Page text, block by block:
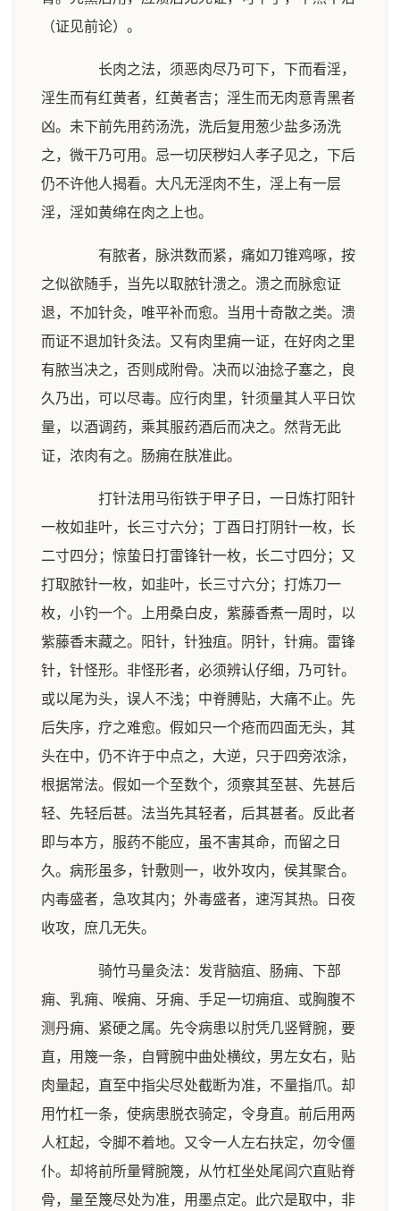
（证见前论）。
长肉之法，须恶肉尽乃可下，下而看淫，
淫生而有红黄者，红黄者吉；淫生而无肉意青黑者
凶。未下前先用药汤洗，洗后复用葱少盐多汤洗
之，微干乃可用。忌一切厌秽妇人孝子见之，下后
仍不许他人揭看。大凡无淫肉不生，淫上有一层
淫，淫如黄绵在肉之上也。
有脓者，脉洪数而紧，痛如刀锥鸡啄，按
之似欲随手，当先以取脓针溃之。溃之而脉愈证
退，不加针灸，唯平补而愈。当用十奇散之类。溃
而证不退加针灸法。又有肉里痈一证，在好肉之里
有脓当决之，否则成附骨。决而以油捻子塞之，良
久乃出，可以尽毒。应行肉里，针须量其人平日饮
量，以酒调药，乘其服药酒后而决之。然背无此
证，浓肉有之。肠痈在肤准此。
打针法用马衔铁于甲子日，一日炼打阳针
一枚如韭叶，长三寸六分；丁酉日打阴针一枚，长
二寸四分；惊蛰日打雷锋针一枚，长二寸四分；又
打取脓针一枚，如韭叶，长三寸六分；打炼刀一
枚，小钓一个。上用桑白皮，紫藤香煮一周时，以
紫藤香末藏之。阳针，针独疽。阴针，针痈。雷锋
针，针怪形。非怪形者，必须辨认仔细，乃可针。
或以尾为头，误人不浅；中脊膊贴，大痛不止。先
后失序，疗之难愈。假如只一个疮而四面无头，其
头在中，仍不许于中点之，大逆，只于四旁浓涂，
根据常法。假如一个至数个，须察其至甚、先甚后
轻、先轻后甚。法当先其轻者，后其甚者。反此者
即与本方，服药不能应，虽不害其命，而留之日
久。病形虽多，针敷则一，收外攻内，侯其聚合。
内毒盛者，急攻其内；外毒盛者，速泻其热。日夜
收攻，庶几无失。
骑竹马量灸法：发背脑疽、肠痈、下部
痈、乳痈、喉痈、牙痈、手足一切痈疽、或胸腹不
测丹痈、紧硬之属。先令病患以肘凭几竖臂腕，要
直，用篾一条，自臂腕中曲处横纹，男左女右，贴
肉量起，直至中指尖尽处截断为准，不量指爪。却
用竹杠一条，使病患脱衣骑定，令身直。前后用两
人杠起，令脚不着地。又令一人左右扶定，勿令僵
仆。却将前所量臂腕篾，从竹杠坐处尾闾穴直贴脊
骨，量至篾尽处为准，用墨点定。此穴是取中，非